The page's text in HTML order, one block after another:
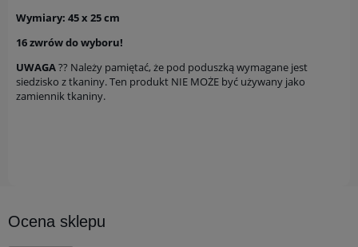
Wymiary: 45 x 25 cm
16 zwrów do wyboru!
UWAGA?? Należy pamiętać, że pod poduszką wymagane jest
siedzisko z tkaniny. Ten produkt NIE MOŻE być używany jako
zamiennik tkaniny.
Ocena sklepu